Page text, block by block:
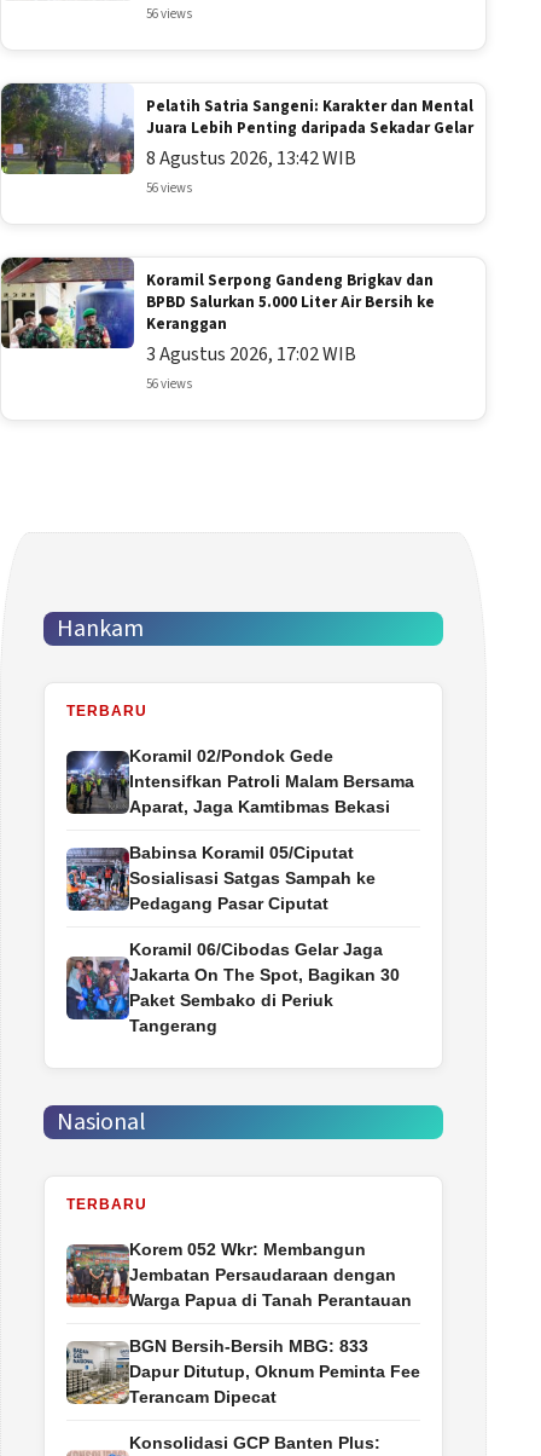
56 views
Pelatih Satria Sangeni: Karakter dan Mental
Juara Lebih Penting daripada Sekadar Gelar
8 Agustus 2026, 13:42 WIB
56 views
Koramil Serpong Gandeng Brigkav dan
BPBD Salurkan 5.000 Liter Air Bersih ke
Keranggan
3 Agustus 2026, 17:02 WIB
56 views
Hankam
TERBARU
Koramil 02/Pondok Gede
Intensifkan Patroli Malam Bersama
Aparat, Jaga Kamtibmas Bekasi
Babinsa Koramil 05/Ciputat
Sosialisasi Satgas Sampah ke
Pedagang Pasar Ciputat
Koramil 06/Cibodas Gelar Jaga
Jakarta On The Spot, Bagikan 30
Paket Sembako di Periuk
Tangerang
Nasional
TERBARU
Korem 052 Wkr: Membangun
Jembatan Persaudaraan dengan
Warga Papua di Tanah Perantauan
BGN Bersih-Bersih MBG: 833
Dapur Ditutup, Oknum Peminta Fee
Terancam Dipecat
Konsolidasi GCP Banten Plus: